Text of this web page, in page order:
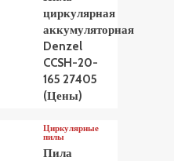
циркулярная
аккумуляторная
Denzel
CCSH-20-
165 27405
(Цены)
Циркулярные
пилы
Пила